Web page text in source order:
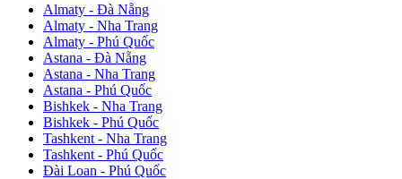
Almaty - Đà Nẵng
Almaty - Nha Trang
Almaty - Phú Quốc
Astana - Đà Nẵng
Astana - Nha Trang
Astana - Phú Quốc
Bishkek - Nha Trang
Bishkek - Phú Quốc
Tashkent - Nha Trang
Tashkent - Phú Quốc
Đài Loan - Phú Quốc